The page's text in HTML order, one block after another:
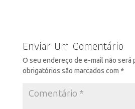
Enviar Um Comentário
O seu endereço de e-mail não será
obrigatórios são marcados com *